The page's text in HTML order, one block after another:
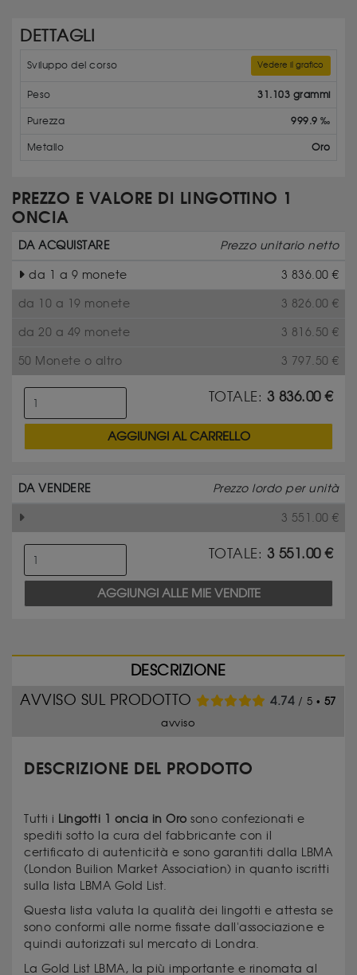
DETTAGLI
Sviluppo del corso Vedere il grafico
Peso 31.103 grammi
Purezza 999.9 ‰
Metallo Oro
PREZZO E VALORE DI LINGOTTINO 1
ONCIA
DA ACQUISTARE Prezzo unitario netto
da 1 a 9 monete 3 836.00 €
da 10 a 19 monete 3 826.00 €
da 20 a 49 monete 3 816.50 €
50 Monete o altro 3 797.50 €
TOTALE: 3 836.00€
AGGIUNGI AL CARRELLO
DA VENDERE Prezzo lordo per unità
3 551.00 €
TOTALE: 3 551.00€
AGGIUNGI ALLE MIE VENDITE
DESCRIZIONE
AVVISO SUL PRODOTTO
4.74/ 5 • 57
avviso
DESCRIZIONE DEL PRODOTTO
Tutti i Lingotti 1 oncia in Oro sono confezionati e
spediti sotto la cura del fabbricante con il
certificato di autenticità e sono garantiti dalla LBMA
(London Builion Market Association) in quanto iscritti
sulla lista LBMA Gold List.
Questa lista valuta la qualità dei lingotti e attesta se
sono conformi alle norme fissate dall'associazione e
quindi autorizzati sul mercato di Londra.
La Gold List LBMA, la più importante e rinomata al